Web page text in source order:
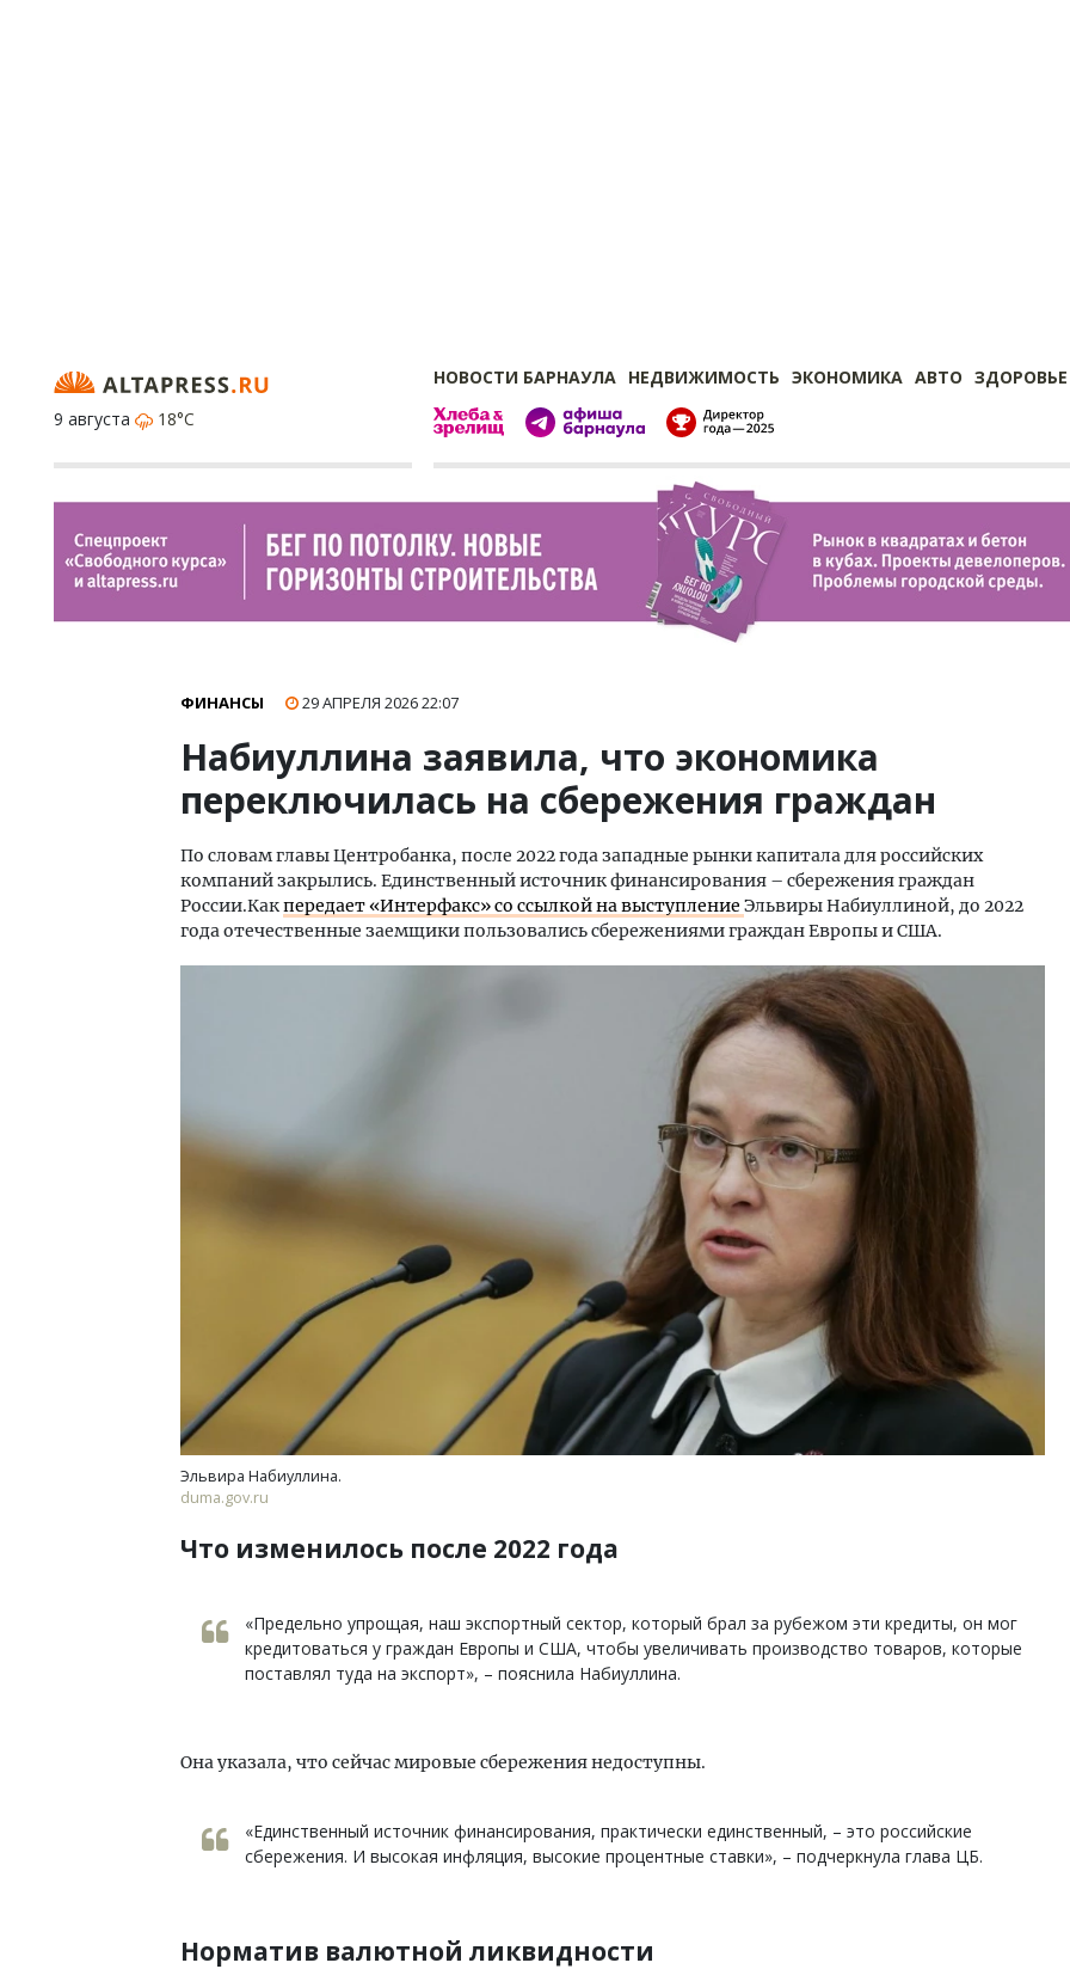
НОВОСТИ БАРНАУЛА НЕДВИЖИМОСТЬ ЭКОНОМИКА АВТО ЗДОРОВЬЕ
9 августа
18°C
ФИНАНСЫ 29 АПРЕЛЯ 202622:07
Набиуллина заявила, что экономика
переключилась на сбережения граждан
По словам главы Центробанка, после 2022 года западные рынки капитала для российских
компаний закрылись. Единственный источник финансирования – сбережения граждан
России.Какпередает «Интерфакс» со ссылкой на выступление Эльвиры Набиуллиной, до 2022
года отечественные заемщики пользовались сбережениями граждан Европы и США.
Эльвира Набиуллина.
duma.gov.ru
Что изменилось после 2022 года
«Предельно упрощая, наш экспортный сектор, который брал за рубежом эти кредиты, он мог
кредитоваться у граждан Европы и США, чтобы увеличивать производство товаров, которые
поставлял туда на экспорт», – пояснила Набиуллина.
Она указала, что сейчас мировые сбережения недоступны.
«Единственный источник финансирования, практически единственный, – это российские
сбережения. И высокая инфляция, высокие процентные ставки», – подчеркнула глава ЦБ.
Норматив валютной ликвидности
Смелость архитектурных идей.
Генеральный директор компании
ЗИАС — об эстетике городов,
трендах в фасадах и развитии рынка
СТРОИТЕЛЬСТВО
Архитектурный код
земли. Мощение
плитами становится
стандартом
СТРОИТЕЛЬСТВО